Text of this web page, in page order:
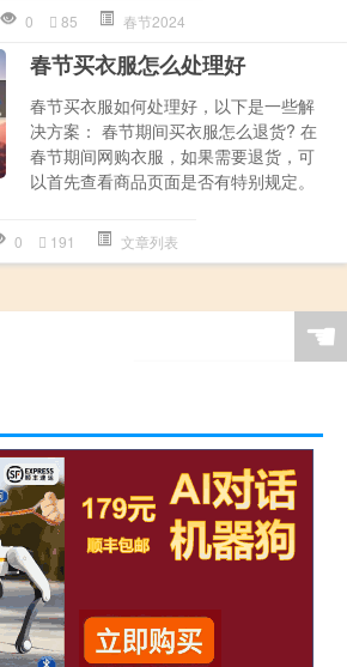
0 85 春节2024
春节买衣服怎么处理好
春节买衣服如何处理好，以下是一些解
决方案： 春节期间买衣服怎么退货? 在
春节期间网购衣服，如果需要退货，可
以首先查看商品页面是否有特别规定。
0 191 文章列表
☚